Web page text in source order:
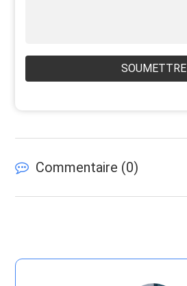
SOUMETTRE
Commentaire (0)